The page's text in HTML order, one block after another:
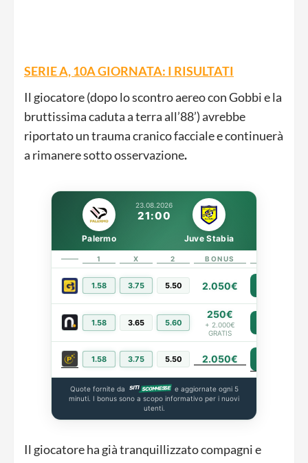
SERIE A, 10A GIORNATA: I RISULTATI
Il giocatore (dopo lo scontro aereo con Gobbi e la
bruttissima caduta a terra all’88’) avrebbe
riportato un trauma cranico facciale e continuerà
a rimanere sotto osservazione.
23.08.2026
21:00
Palermo Juve Stabia
1 X 2 BONUS
1.58 3.75 5.50 2.050€
1.58 3.65 5.60
250€
+ 2.000€
GRATIS
1.58 3.75 5.50 2.050€
Quote fornite da
e aggiornate ogni 5
minuti. I bonus sono a scopo informativo per i nuovi
utenti.
Il giocatore ha già tranquillizzato compagni e